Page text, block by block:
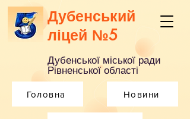
Дубенський
ліцей №5
Дубенської міської ради
Рівненської області
Головна Новини